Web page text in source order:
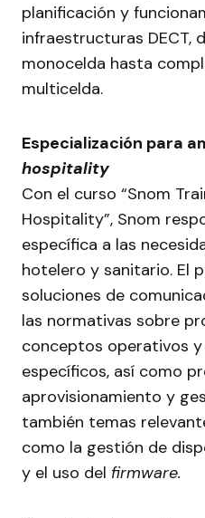
planificación y
infraestructuras DECT,
monocelda hasta
multicelda.
Especialización para
hospitality
Con el curso “Snom
Hospitality”, Snom
específica a las
hotelero y sanitario. El
soluciones de
las normativas sobre
conceptos operativos
específicos, así como
aprovisionamiento y
también temas
como la gestión de
y el uso del firmware.